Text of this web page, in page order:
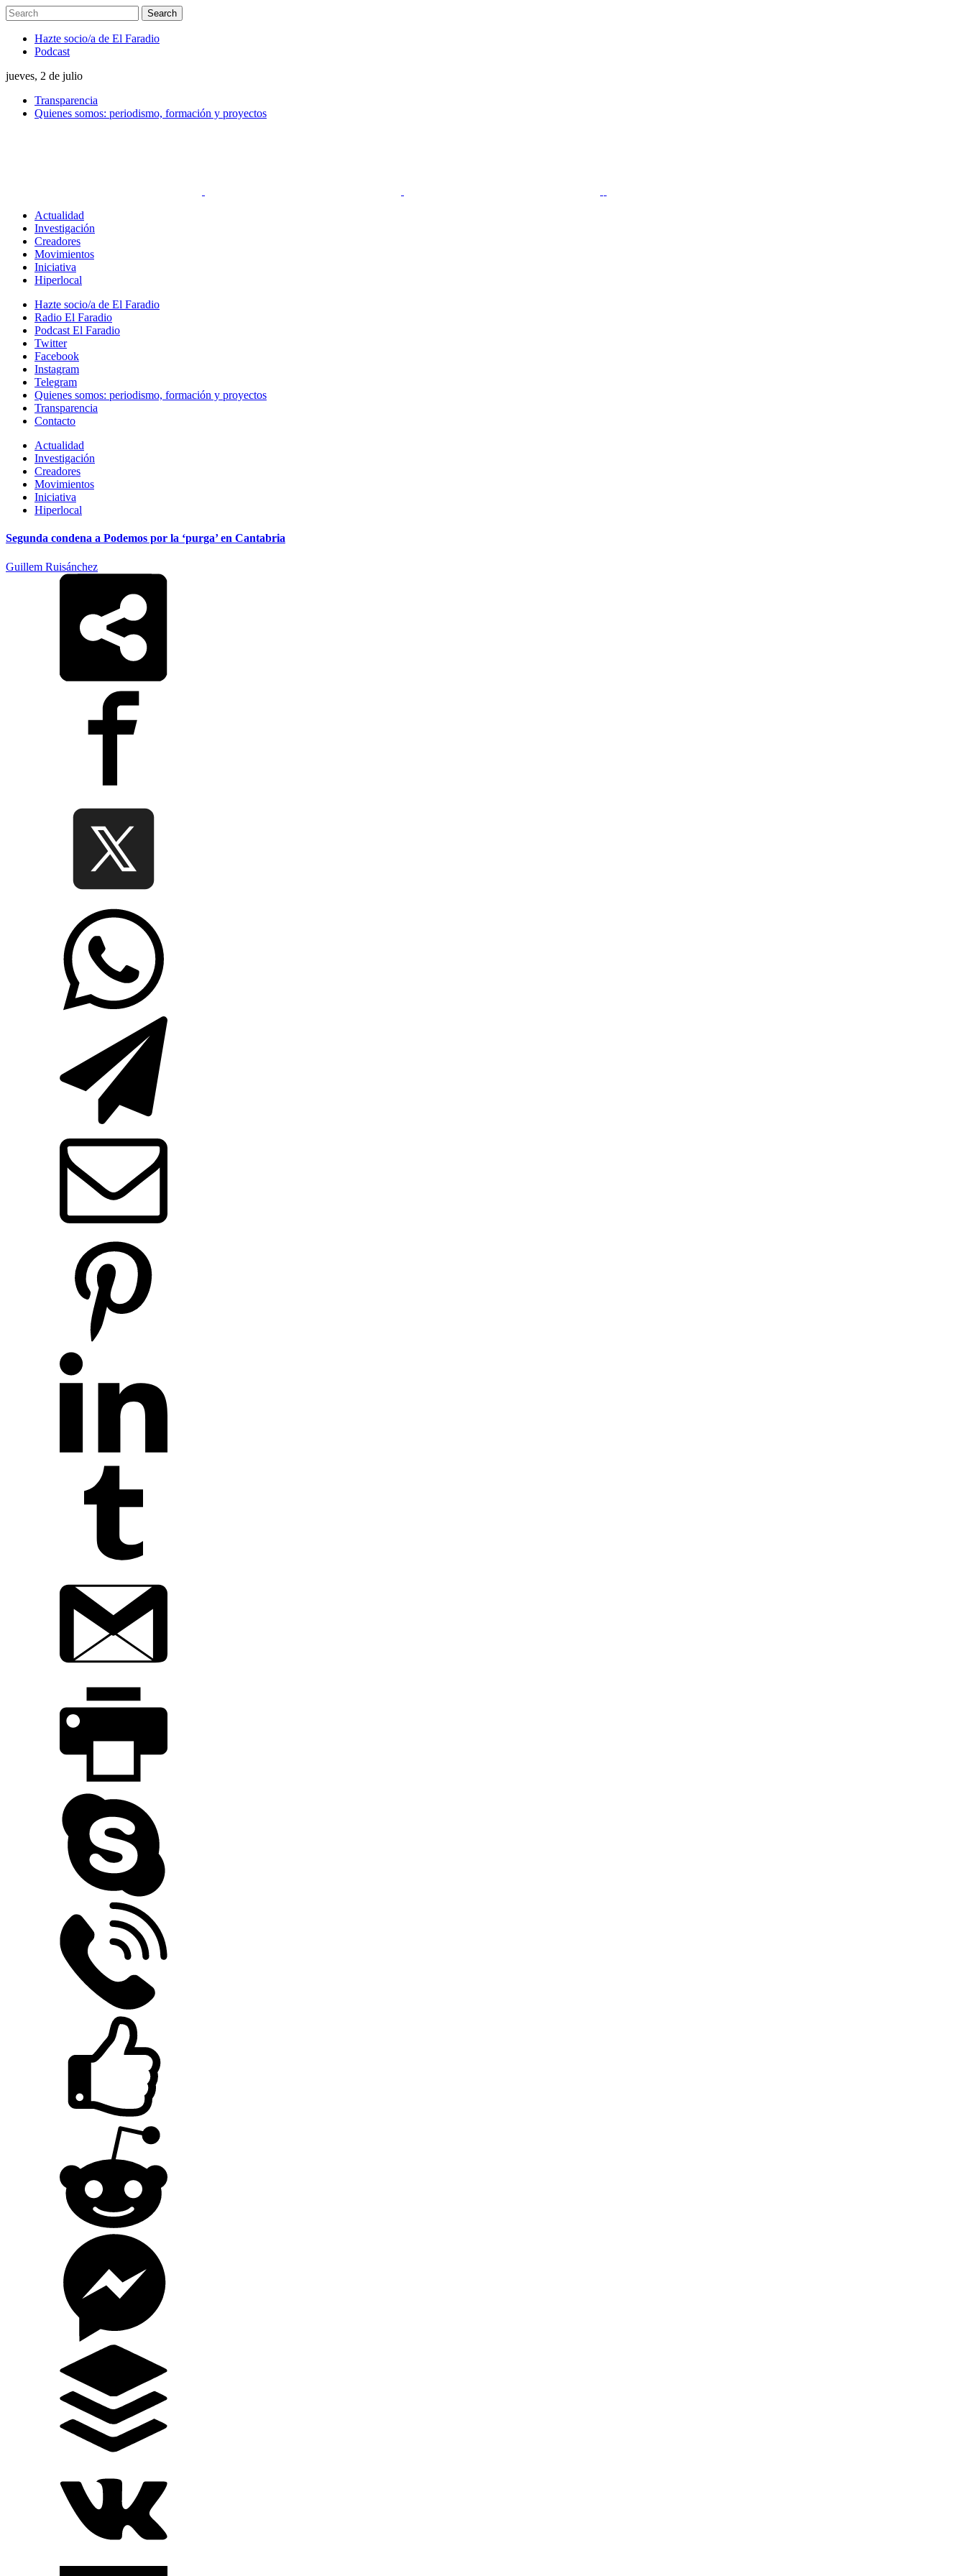
Hazte socio/a de El Faradio
Podcast
jueves, 2 de julio
Transparencia
Quienes somos: periodismo, formación y proyectos
Actualidad
Investigación
Creadores
Movimientos
Iniciativa
Hiperlocal
Hazte socio/a de El Faradio
Radio El Faradio
Podcast El Faradio
Twitter
Facebook
Instagram
Telegram
Quienes somos: periodismo, formación y proyectos
Transparencia
Contacto
Actualidad
Investigación
Creadores
Movimientos
Iniciativa
Hiperlocal
Segunda condena a Podemos por la ‘purga’ en Cantabria
Guillem Ruisánchez